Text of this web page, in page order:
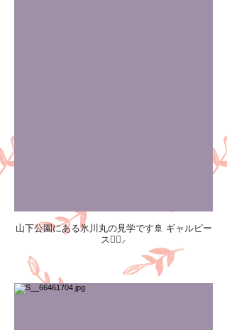
山下公園にある氷川丸の見学です🚢 ギャルピー
ス✌🏻️⸝